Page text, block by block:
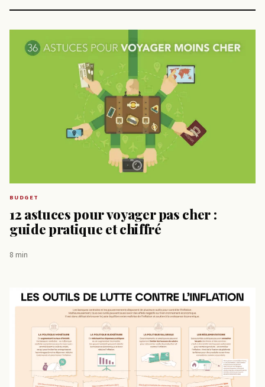
BUDGET
12 astuces pour voyager pas cher :
guide pratique et chiffré
8 min